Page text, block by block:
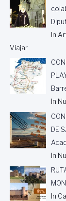
In
Viajar
In
DE
In
In